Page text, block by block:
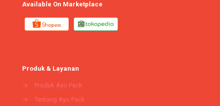
Available On Marketplace
Produk & Layanan
→
Produk Ayo Pack
→
Tentang Ayo Pack